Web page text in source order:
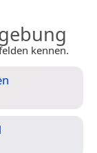
kennen.